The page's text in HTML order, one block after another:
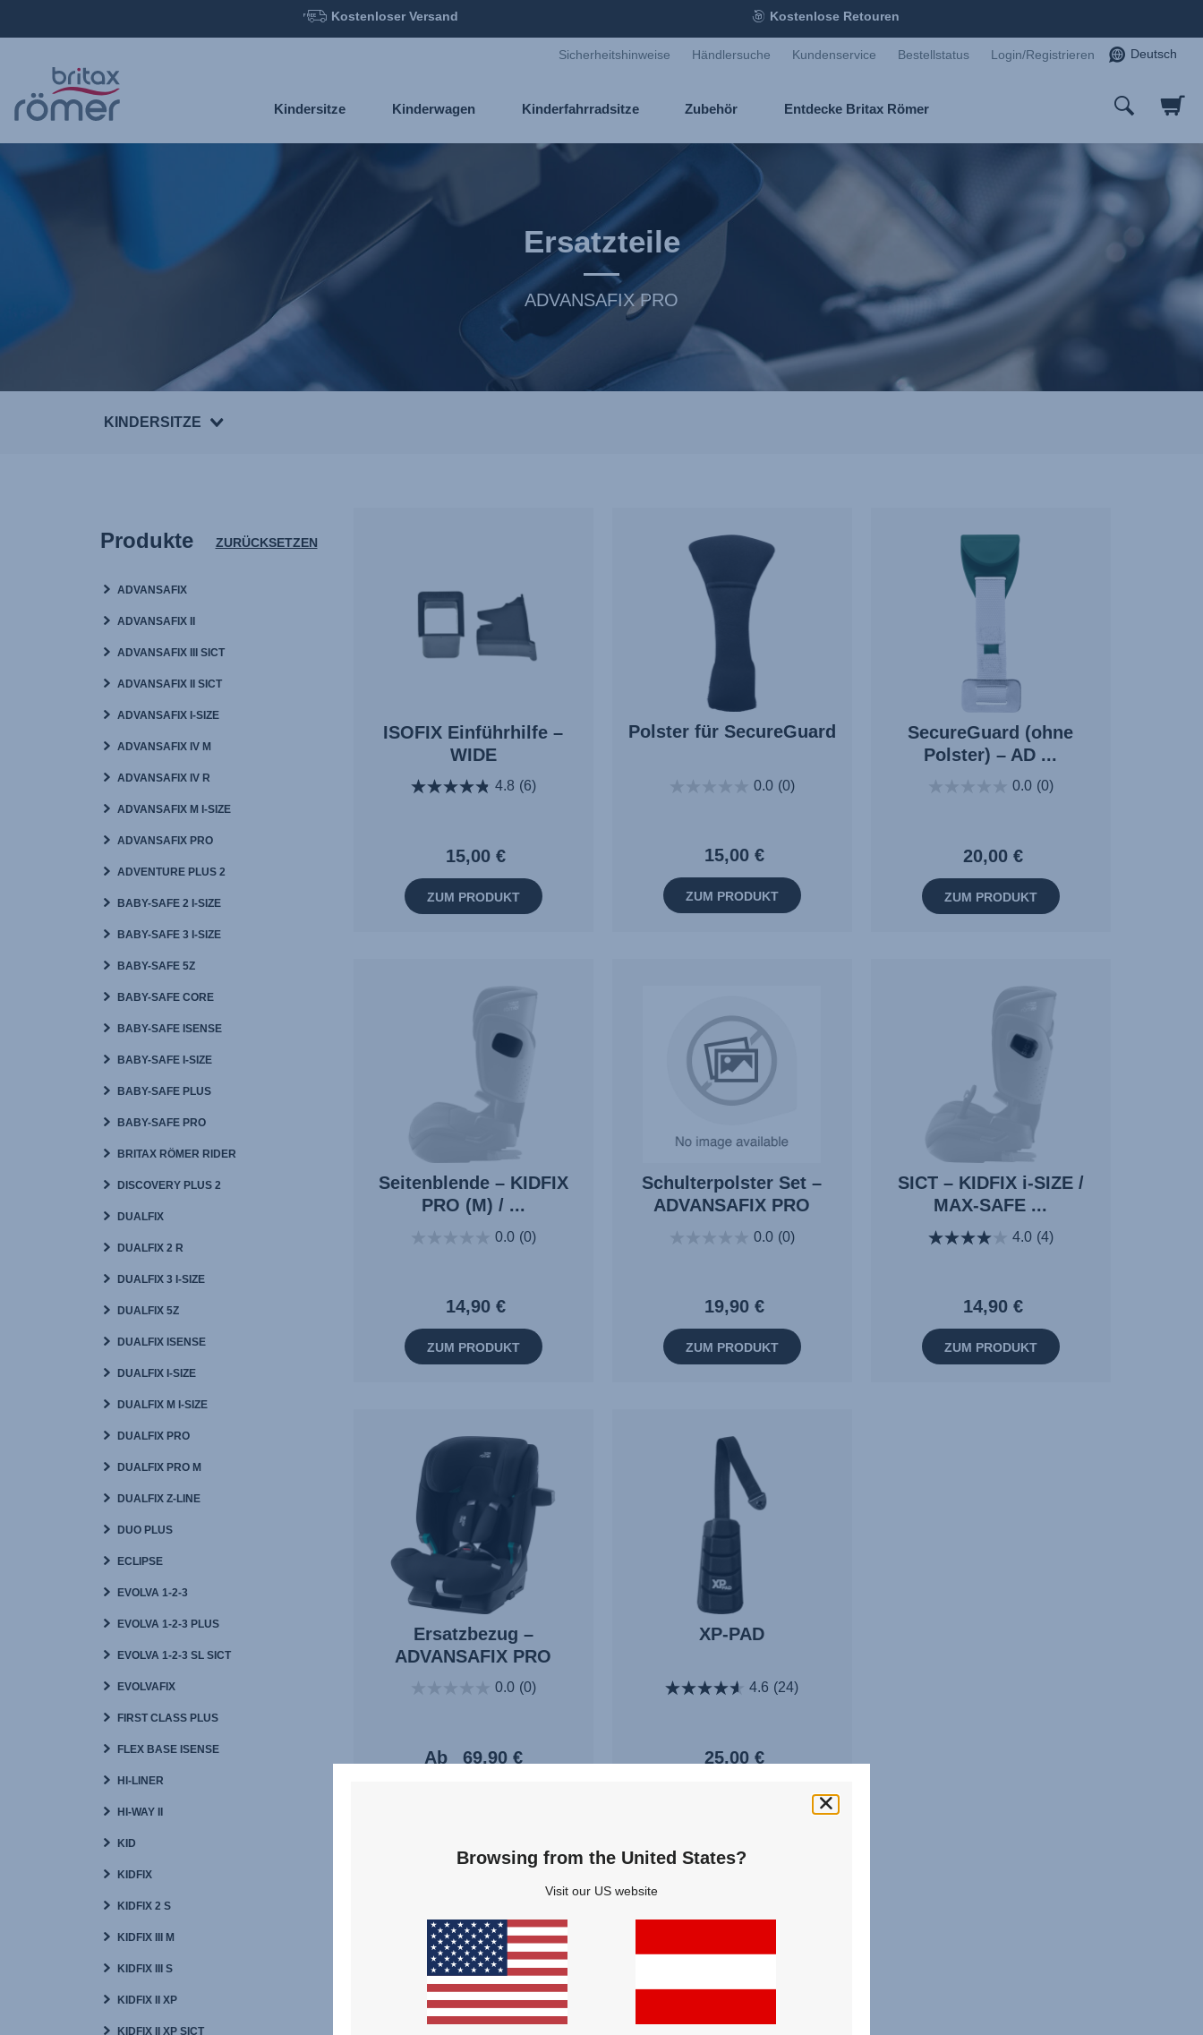
Hauptinhalt
springen
Kostenloser Versand Kostenlose Retouren
Sicherheitshinweise Händlersuche Kundenservice Bestellstatus Login/Registrieren Deutsch
Kindersitze Kinderwagen Kinderfahrradsitze Zubehör Entdecke Britax Römer
Ersatzteile
ADVANSAFIX PRO
KINDERSITZE
ISOFIX Einführhilfe –
WIDE
4.8 (6)
15,00 €
ZUM PRODUKT
Polster für SecureGuard
0.0 (0)
15,00 €
ZUM PRODUKT
SecureGuard (ohne
Polster) – AD ...
0.0 (0)
20,00 €
ZUM PRODUKT
Seitenblende – KIDFIX
PRO (M) / ...
0.0 (0)
14,90 €
ZUM PRODUKT
Schulterpolster Set –
ADVANSAFIX PRO
0.0 (0)
19,90 €
ZUM PRODUKT
SICT – KIDFIX i-SIZE /
MAX-SAFE ...
4.0 (4)
14,90 €
ZUM PRODUKT
Ersatzbezug –
ADVANSAFIX PRO
0.0 (0)
Ab 69,90 €
XP-PAD
4.6 (24)
25,00 €
Produkte ZURÜCKSETZEN
ADVANSAFIX
ADVANSAFIX II
ADVANSAFIX III SICT
ADVANSAFIX II SICT
ADVANSAFIX I-SIZE
ADVANSAFIX IV M
ADVANSAFIX IV R
ADVANSAFIX M I-SIZE
ADVANSAFIX PRO
ADVENTURE PLUS 2
BABY-SAFE 2 I-SIZE
BABY-SAFE 3 I-SIZE
BABY-SAFE 5Z
BABY-SAFE CORE
BABY-SAFE ISENSE
BABY-SAFE I-SIZE
BABY-SAFE PLUS
BABY-SAFE PRO
BRITAX RÖMER RIDER
DISCOVERY PLUS 2
DUALFIX
DUALFIX 2 R
DUALFIX 3 I-SIZE
DUALFIX 5Z
DUALFIX ISENSE
DUALFIX I-SIZE
DUALFIX M I-SIZE
DUALFIX PRO
DUALFIX PRO M
DUALFIX Z-LINE
DUO PLUS
ECLIPSE
EVOLVA 1-2-3
EVOLVA 1-2-3 PLUS
EVOLVA 1-2-3 SL SICT
EVOLVAFIX
FIRST CLASS PLUS
FLEX BASE ISENSE
HI-LINER
HI-WAY II
KID
KIDFIX
KIDFIX 2 S
KIDFIX III M
KIDFIX III S
KIDFIX II XP
KIDFIX II XP SICT
Browsing from the United States?
Visit our US website